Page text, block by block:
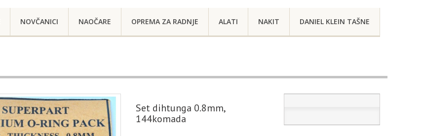
NOVČANICI NAOČARE OPREMA ZA RADNJE ALATI NAKIT DANIEL KLEIN TAŠNE
Set dihtunga 0.8mm,
144komada